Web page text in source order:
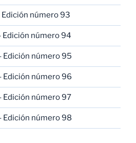
Edición número 93
Edición número 94
Edición número 95
Edición número 96
Edición número 97
Edición número 98